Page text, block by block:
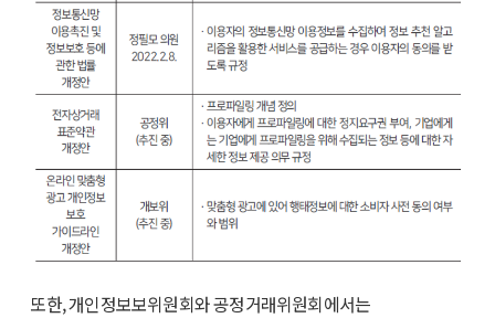
또한, 개인정보보위원회와 공정거래위원회에서는